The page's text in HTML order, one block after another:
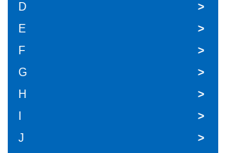
D
>
E
>
F
>
G
>
H
>
>
J
>